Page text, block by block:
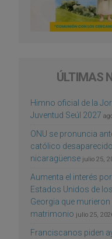
ÚLTIMAS
Himno oficial de la
Juventud Seúl 2027
ONU se pronuncia
católico
nicaragüense julio 25,
Aumenta el interés
Estados Unidos de
Georgia que murieron
matrimonio julio 25,
Franciscanos piden